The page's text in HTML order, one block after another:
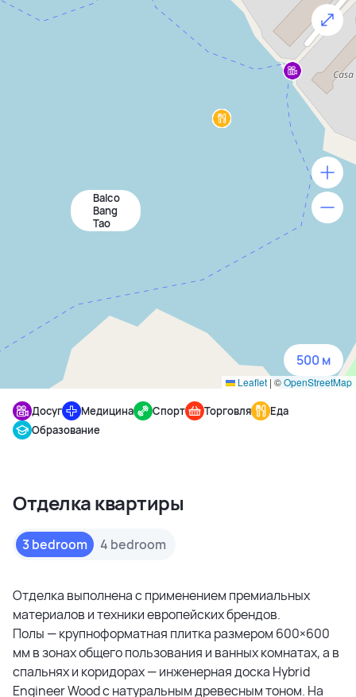
BALCO Bangtao Beach сочетает современную
архитектуру, премиальный уровень сервиса и
уникальное расположение. Застройщик Origin
Property, известный своими масштабными проектами
по Таиланду, создал виллы, которые подходят как для
личного проживания, так и для инвестиций. Это тихое
убежище у моря, где каждый день начинается с
Balco
Bang
Tao
Leaflet | ©OpenStreetMap
500 м
3 км
Досуг Медицина Спорт Торговля
Еда
Образование
Отделка квартиры
3 bedroom 4 bedroom
Отделка выполнена с применением премиальных
материалов и техники европейских брендов.
Полы — крупноформатная плитка размером 600×600
мм в зонах общего пользования и ванных комнатах, а в
спальнях и коридорах — инженерная доска Hybrid
Engineer Wood с натуральным древесным тоном. На